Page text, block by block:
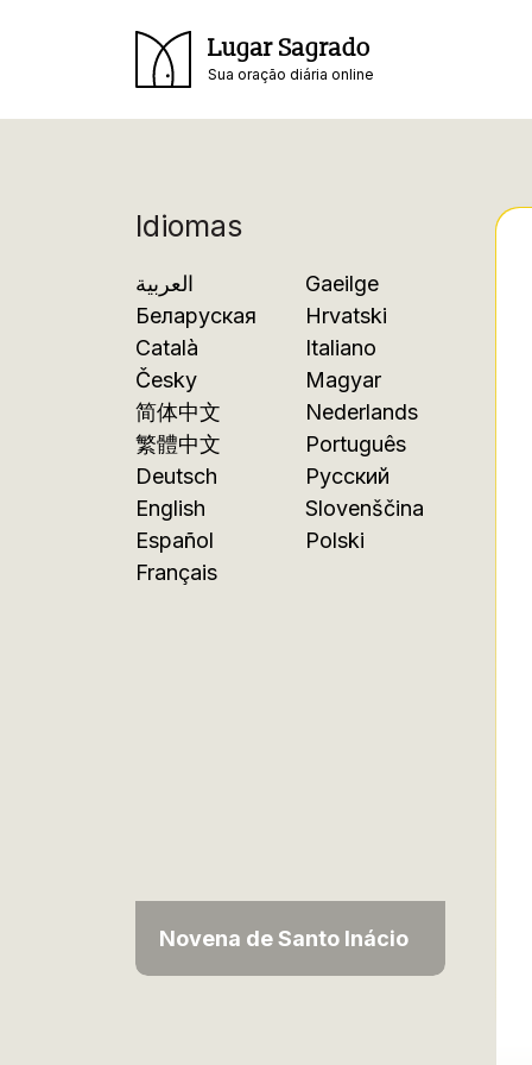
Lugar Sagrado
Sua oração diária online
Idiomas
العربية
Беларуская
Català
Česky
简体中文
繁體中文
Deutsch
English
Español
Français
Gaeilge
Hrvatski
Italiano
Magyar
Nederlands
Português
Русский
Slovenščina
Polski
Novena de Santo Inácio